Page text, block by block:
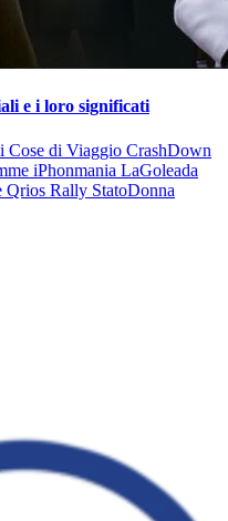
e i loro significati
Cose di Viaggio CrashDown
iPhonmania LaGoleada
Qrios Rally StatoDonna